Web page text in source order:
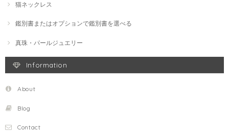
猫ネックレス
鑑別書またはオプションで鑑別書を選べる
真珠・パールジュエリー
Information
About
Blog
Contact